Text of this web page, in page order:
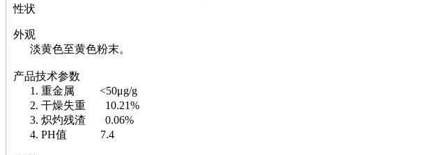
铝
镁
锰
酰氯
醚
脒
钠
性状
外观
淡黄色至黄色粉末。
产品技术参数
1. 重金属 <50μg/g
2. 干燥失重 10.21%
3. 炽灼残渣 0.06%
4. PH值 7.4